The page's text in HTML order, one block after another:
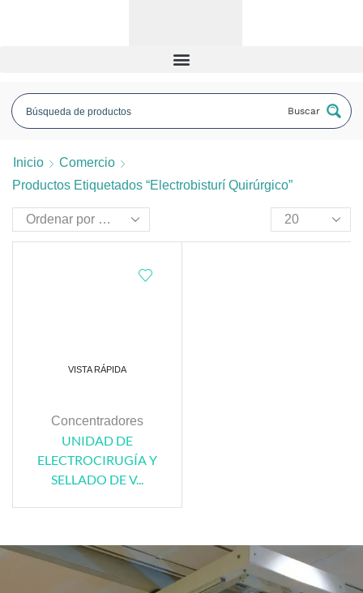
Buscar
Inicio
Comercio
Productos Etiquetados “electrobisturí Quirúrgico”
VISTA RÁPIDA
Concentradores
UNIDAD DE
ELECTROCIRUGÍA Y
SELLADO DE V...